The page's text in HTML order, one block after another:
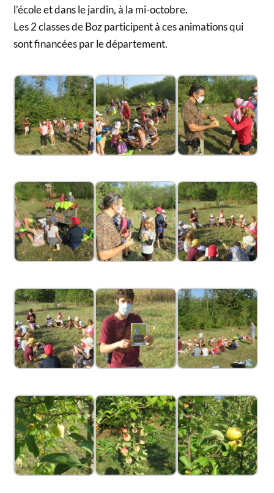
l’école et dans le jardin, à la mi-octobre.
Les 2 classes de Boz participent à ces animations qui
sont financées par le département.